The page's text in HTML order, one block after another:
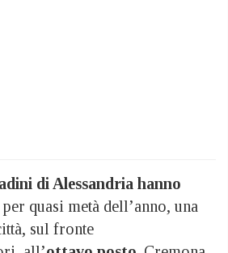
di Alessandria hanno
per quasi metà dell’anno, una
sul fronte